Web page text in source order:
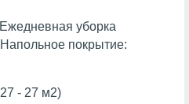
уборка
покрытие:
- 27 м2)